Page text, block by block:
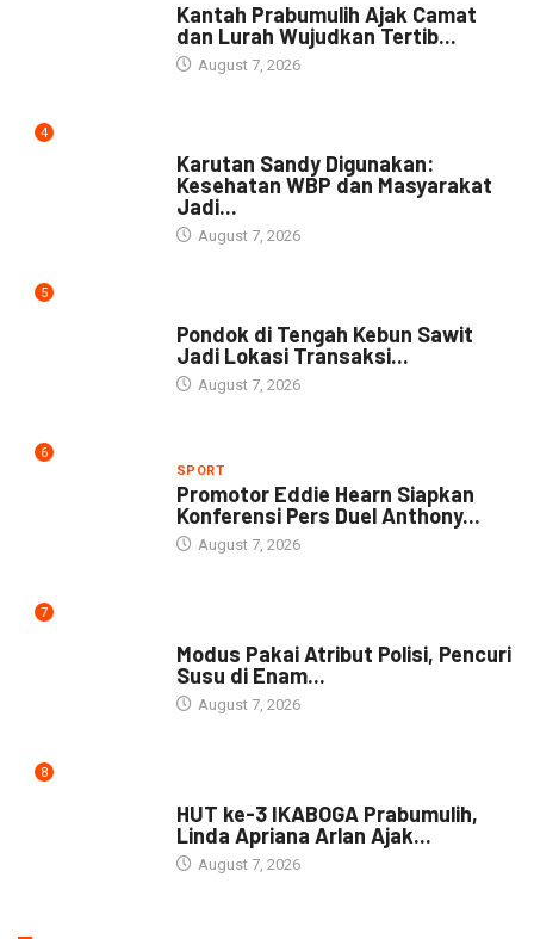
Kantah Prabumulih Ajak Camat
dan Lurah Wujudkan Tertib...
August 7, 2026
4
Karutan Sandy Digunakan:
Kesehatan WBP dan Masyarakat
Jadi...
August 7, 2026
5
Pondok di Tengah Kebun Sawit
Jadi Lokasi Transaksi...
August 7, 2026
6
SPORT
Promotor Eddie Hearn Siapkan
Konferensi Pers Duel Anthony...
August 7, 2026
7
Modus Pakai Atribut Polisi, Pencuri
Susu di Enam...
August 7, 2026
8
HUT ke-3 IKABOGA Prabumulih,
Linda Apriana Arlan Ajak...
August 7, 2026